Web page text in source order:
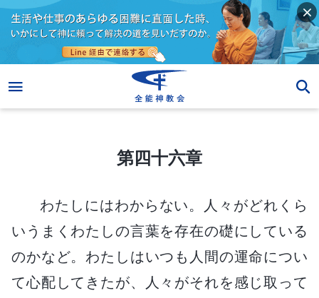
第四十六章
わたしにはわからない。人々がどれくら
いうまくわたしの言葉を存在の礎にしている
のかなど。わたしはいつも人間の運命につい
て心配してきたが、人々がそれを感じ取って